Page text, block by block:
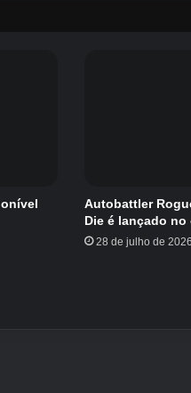
Autobattler
Die é lançado no
28 de julho de 2026